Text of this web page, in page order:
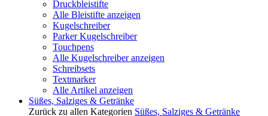
Druckbleistifte
Alle Bleistifte anzeigen
Kugelschreiber
Parker Kugelschreiber
Touchpens
Alle Kugelschreiber anzeigen
Schreibsets
Textmarker
Alle Artikel anzeigen
Süßes, Salziges & Getränke
Zurück zu allen Kategorien Süßes, Salziges & Getränke